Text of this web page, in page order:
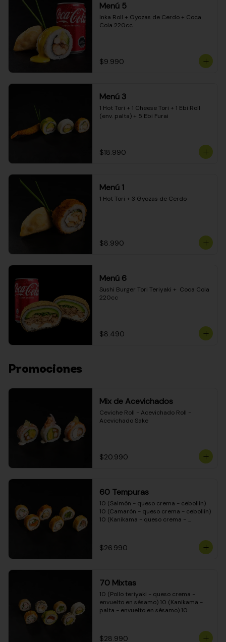
Menú 5
Inka Roll + Gyozas de Cerdo + Coca
Cola 220cc
$9.990
Menú 3
1 Hot Tori + 1 Cheese Tori + 1 Ebi Roll
(env. palta) + 5 Ebi Furai
$18.990
Menú 1
1 Hot Tori + 3 Gyozas de Cerdo
$8.990
Menú 6
Sushi Burger Tori Teriyaki +  Coca Cola
220cc
$8.490
Promociones
Mix de Acevichados
Ceviche Roll - Acevichado Roll -
Acevichado Sake
$20.990
60 Tempuras
10 (Salmón - queso crema - cebollín)
10 (Camarón - queso crema - cebollín)
10 (Kanikama - queso crema -
crema - cebollín) 10 (Carne - queso
crema - cebollín)
$26.990
70 Mixtas
10 (Pollo teriyaki - queso crema -
envuelto en sésamo) 10 (Kanikama -
palta - envuelto en sésamo) 10
- envuelto en queso crema) 10
$28.990